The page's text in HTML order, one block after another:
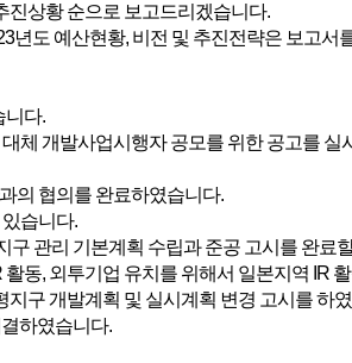
진상황 순으로 보고드리겠습니다.
년도 예산현황, 비전 및 추진전략은 보고서
니다.
체 개발사업시행자 공모를 위한 공고를 실
의 협의를 완료하였습니다.
습니다.
관리 기본계획 수립과 준공 고시를 완료
동, 외투기업 유치를 위해서 일본지역 IR
구 개발계획 및 실시계획 변경 고시를 하
하였습니다.